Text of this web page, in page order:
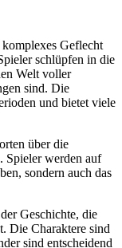
Geflecht
schlüpfen in die
Welt voller
sind. Die
und bietet viele
über die
Spieler werden auf
sondern auch das
Geschichte, die
Die Charaktere sind
sind entscheidend